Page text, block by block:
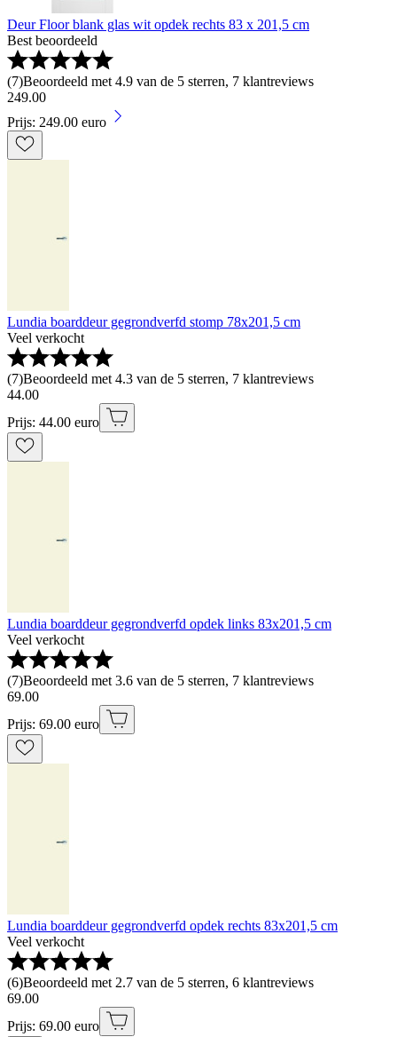
Deur Floor blank glas wit opdek rechts 83 x 201,5 cm
Best beoordeeld
(7)Beoordeeld met 4.9 van de 5 sterren, 7 klantreviews
249.00
Prijs: 249.00 euro
Lundia boarddeur gegrondverfd stomp 78x201,5 cm
Veel verkocht
(7)Beoordeeld met 4.3 van de 5 sterren, 7 klantreviews
44.00
Prijs: 44.00 euro
Lundia boarddeur gegrondverfd opdek links 83x201,5 cm
Veel verkocht
(7)Beoordeeld met 3.6 van de 5 sterren, 7 klantreviews
69.00
Prijs: 69.00 euro
Lundia boarddeur gegrondverfd opdek rechts 83x201,5 cm
Veel verkocht
(6)Beoordeeld met 2.7 van de 5 sterren, 6 klantreviews
69.00
Prijs: 69.00 euro